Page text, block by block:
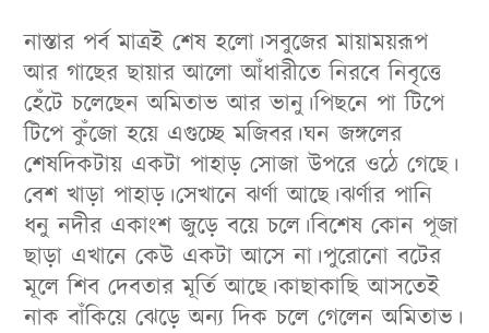
নাস্তার পর্ব মাত্রই শেষ হলো।সবুজের মায়াময়রূপ
আর গাছের ছায়ার আলো আঁধারীতে নিরবে নিবৃত্তে
হেঁটে চলেছেন অমিতাভ আর ভানু।পিছনে পা টিপে
টিপে কুঁজো হয়ে এগুচ্ছে মজিবর।ঘন জঙ্গলের
শেষদিকটায় একটা পাহাড় সোজা উপরে ওঠে গেছে।
বেশ খাড়া পাহাড়।সেখানে ঝর্ণা আছে।ঝর্ণার পানি
ধনু নদীর একাংশ জুড়ে বয়ে চলে।বিশেষ কোন পূজা
ছাড়া এখানে কেউ একটা আসে না।পুরোনো বটের
মূলে শিব দেবতার মূর্তি আছে।কাছাকাছি আসতেই
নাক বাঁকিয়ে ঝেড়ে অন্য দিক চলে গেলেন অমিতাভ।